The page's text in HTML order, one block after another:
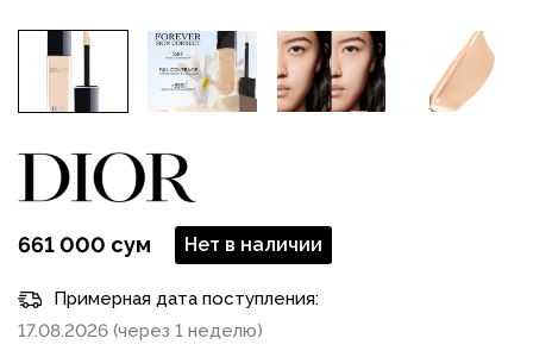
661 000 сум Нет в наличии
Примерная дата поступления:
17.08.2026 (через 1 неделю)